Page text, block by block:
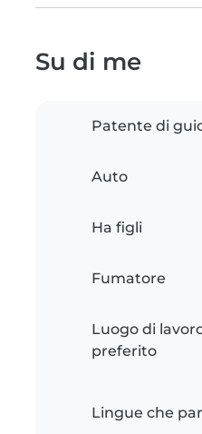
Su di me
Patente di
Auto
Ha figli
Fumatore
Luogo di
preferito
Lingue che